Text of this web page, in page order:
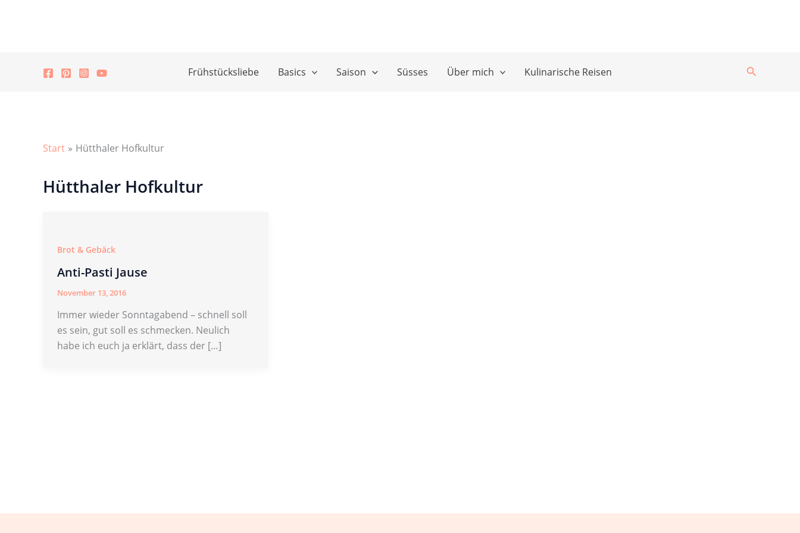
Frühstücksliebe Basics Saison Süsses Über mich Kulinarische Reisen Suchen
Start Hütthaler Hofkultur
Hütthaler Hofkultur
Brot & Gebäck
Anti-Pasti Jause
November 13, 2016
Immer wieder Sonntagabend – schnell soll
es sein, gut soll es schmecken. Neulich
habe ich euch ja erklärt, dass der […]